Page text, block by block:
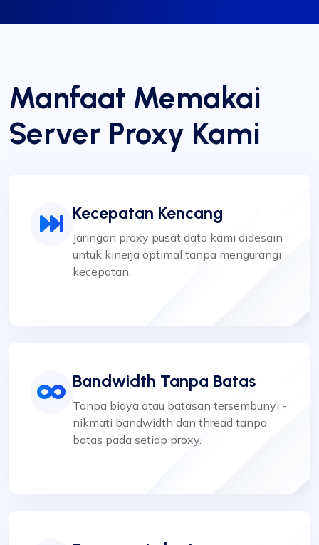
Manfaat Memakai
Server Proxy Kami
Kecepatan Kencang
Jaringan proxy pusat data kami didesain
untuk kinerja optimal tanpa mengurangi
kecepatan.
Bandwidth Tanpa Batas
Tanpa biaya atau batasan tersembunyi -
nikmati bandwidth dan thread tanpa
batas pada setiap proxy.